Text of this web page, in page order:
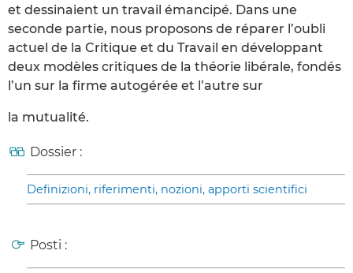
et dessinaient un travail émancipé. Dans une
seconde partie, nous proposons de réparer l’oubli
actuel de la Critique et du Travail en développant
deux modèles critiques de la théorie libérale, fondés
l’un sur la firme autogérée et l’autre sur
la mutualité.
Dossier :
Definizioni, riferimenti, nozioni, apporti scientifici
Posti :